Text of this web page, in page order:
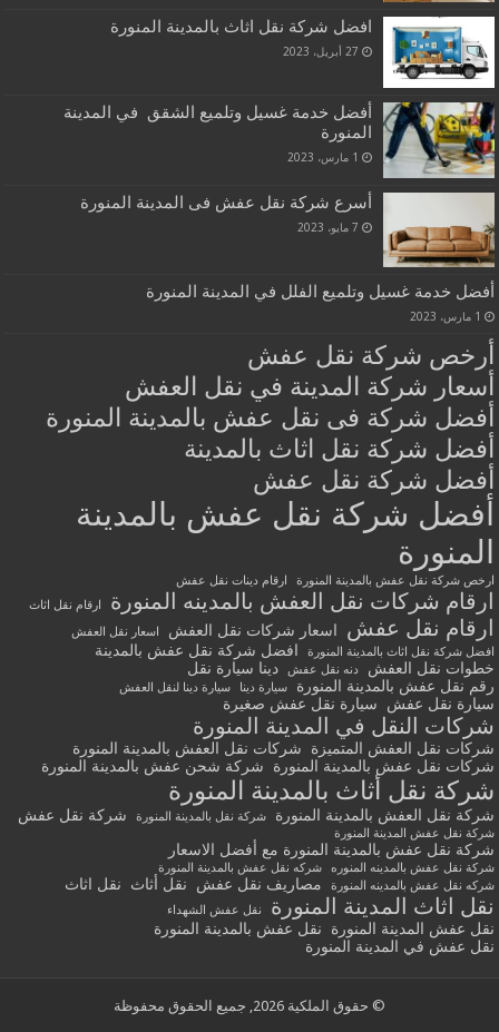
افضل شركة نقل اثاث بالمدينة المنورة
27 أبريل، 2023
أفضل خدمة غسيل وتلميع الشقق في المدينة
المنورة
1 مارس، 2023
أسرع شركة نقل عفش فى المدينة المنورة
7 مايو، 2023
أفضل خدمة غسيل وتلميع الفلل في المدينة المنورة
1 مارس، 2023
أرخص شركة نقل عفش
أسعار شركة المدينة في نقل العفش
أفضل شركة فى نقل عفش بالمدينة المنورة
أفضل شركة نقل اثاث بالمدينة
أفضل شركة نقل عفش
أفضل شركة نقل عفش بالمدينة
المنورة
ارخص شركة نقل عفش بالمدينة المنورة ارقام دينات نقل عفش
ارقام شركات نقل العفش بالمدينه المنورة ارقام نقل اثاث
ارقام نقل عفش اسعار شركات نقل العفش
اسعار نقل العفش
افضل شركة نقل اثاث بالمدينة المنورة
افضل شركة نقل عفش بالمدينة
خطوات نقل العفش
دنه نقل عفش
دينا سيارة نقل
رقم نقل عفش بالمدينة المنورة
سيارة دينا سيارة دينا لنقل العفش
سيارة نقل عفش سيارة نقل عفش صغيرة
شركات النقل في المدينة المنورة
شركات نقل العفش المتميزة
شركات نقل العفش بالمدينة المنورة
شركات نقل عفش بالمدينة المنورة
شركة شحن عفش بالمدينة المنورة
شركة نقل أثاث بالمدينة المنورة
شركة نقل العفش بالمدينة المنورة شركة نقل بالمدينة المنورة شركة نقل عفش
شركة نقل عفش المدينة المنورة
شركة نقل عفش بالمدينة المنورة مع أفضل الاسعار
شركة نقل عفش بالمدينه المنوره
شركه نقل عفش بالمدينة المنورة
شركه نقل عفش بالمدينه المنورة
مصاريف نقل عفش نقل أثاث نقل اثاث
نقل اثاث المدينة المنورة نقل عفش الشهداء
نقل عفش المدينة المنورة
نقل عفش بالمدينة المنورة
نقل عفش في المدينة المنورة
© حقوق الملكية 2026, جميع الحقوق محفوظة